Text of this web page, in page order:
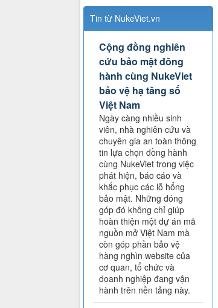
Tin từ NukeViet.vn
Cộng đồng nghiên
cứu bảo mật đồng
hành cùng NukeViet
bảo vệ hạ tầng số
Việt Nam
Ngày càng nhiều sinh
viên, nhà nghiên cứu và
chuyên gia an toàn thông
tin lựa chọn đồng hành
cùng NukeViet trong việc
phát hiện, báo cáo và
khắc phục các lỗ hổng
bảo mật. Những đóng
góp đó không chỉ giúp
hoàn thiện một dự án mã
nguồn mở Việt Nam mà
còn góp phần bảo vệ
hàng nghìn website của
cơ quan, tổ chức và
doanh nghiệp đang vận
hành trên nền tảng này.